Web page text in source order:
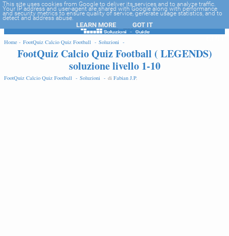
-->
Home - FootQuiz Calcio Quiz Football - Soluzioni -
FootQuiz Calcio Quiz Football ( LEGENDS)
soluzione livello 1-10
FootQuiz Calcio Quiz Football - Soluzioni - di Fabian J.P.
EDIT
This site uses cookies from Google to deliver its services and to analyze traffic.
Your IP address and user-agent are shared with Google along with performance
and security metrics to ensure quality of service, generate usage statistics, and to
detect and address abuse.
LEARN MORE GOT IT